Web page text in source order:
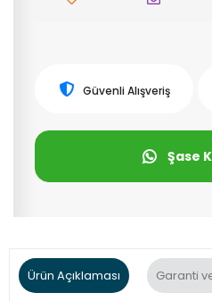
Güvenli Alışveriş
Şase
Ürün Açıklaması Garanti